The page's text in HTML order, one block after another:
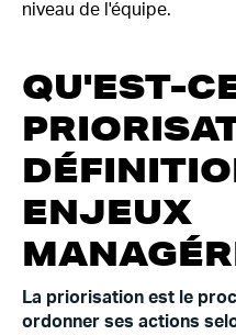
niveau de l'équipe.
QU'EST-
ENJEUX
La priorisation est le
ordonner ses actions